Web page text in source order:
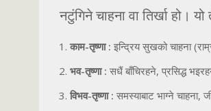
नटुंगिने चाहना वा तिर्खा हो।
काम-तृष्णा : इन्द्रिय सुखको चाहना
भव-तृष्णा : सधैं बाँचिरहने, प्रसिद्ध
विभव-तृष्णा : समस्याबाट भाग्ने चाहना,